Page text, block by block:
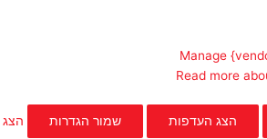
Manage
Read more
הצג העדפות שמור הגדרות
הצג